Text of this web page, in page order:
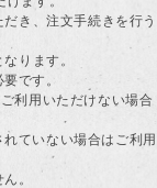
き、注文手続きを行う
ります。
です。
利用いただけない場合
ていない場合はご利用
。